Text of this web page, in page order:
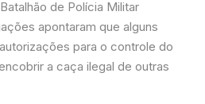
de Polícia Militar
apontaram que alguns
para o controle do
a caça ilegal de outras